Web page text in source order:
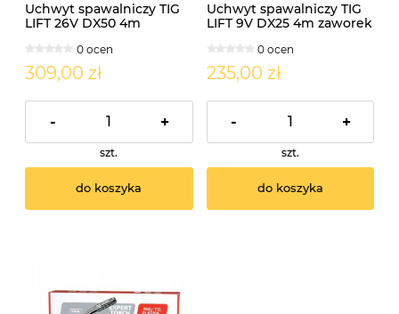
Uchwyt spawalniczy TIG
LIFT 26V DX50 4m
0 ocen
309,00 zł
- +
szt.
do koszyka
Uchwyt spawalniczy TIG
LIFT 9V DX25 4m zaworek
0 ocen
235,00 zł
- +
szt.
do koszyka